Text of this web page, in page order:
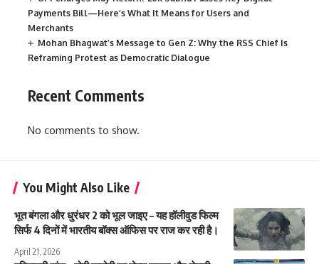
Payments Bill—Here’s What It Means for Users and
Merchants
Mohan Bhagwat’s Message to Gen Z: Why the RSS Chief Is
Reframing Protest as Democratic Dialogue
Recent Comments
No comments to show.
You Might Also Like
भूत बंगला और धुरंधर 2 को भूल जाइए – यह हॉलीवुड फिल्म
सिर्फ 4 दिनों में भारतीय बॉक्स ऑफिस पर राज कर रही है।
April 21, 2026